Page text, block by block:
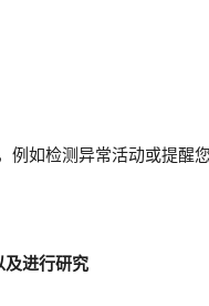
例如检测异常活动或提醒
及进行研究